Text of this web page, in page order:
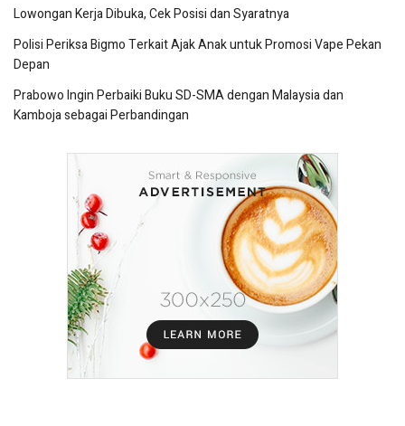
Lowongan Kerja Dibuka, Cek Posisi dan Syaratnya
Polisi Periksa Bigmo Terkait Ajak Anak untuk Promosi Vape Pekan
Depan
Prabowo Ingin Perbaiki Buku SD-SMA dengan Malaysia dan
Kamboja sebagai Perbandingan